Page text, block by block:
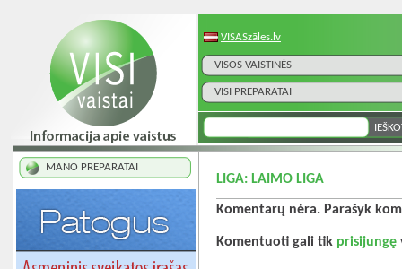
VISASzāles.lv
VISOS VAISTINĖS
VISI PREPARATAI
MANO PREPARATAI
LIGA: LAIMO LIGA
Komentarų nėra. Parašyk
Komentuoti gali tik prisijungę